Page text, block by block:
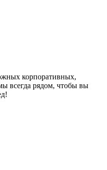
корпоративных,
всегда рядом, чтобы вы